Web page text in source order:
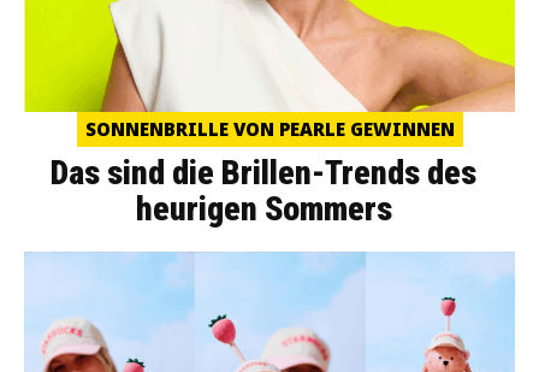
SONNENBRILLE VON PEARLE GEWINNEN
Das sind die Brillen-Trends des
heurigen Sommers